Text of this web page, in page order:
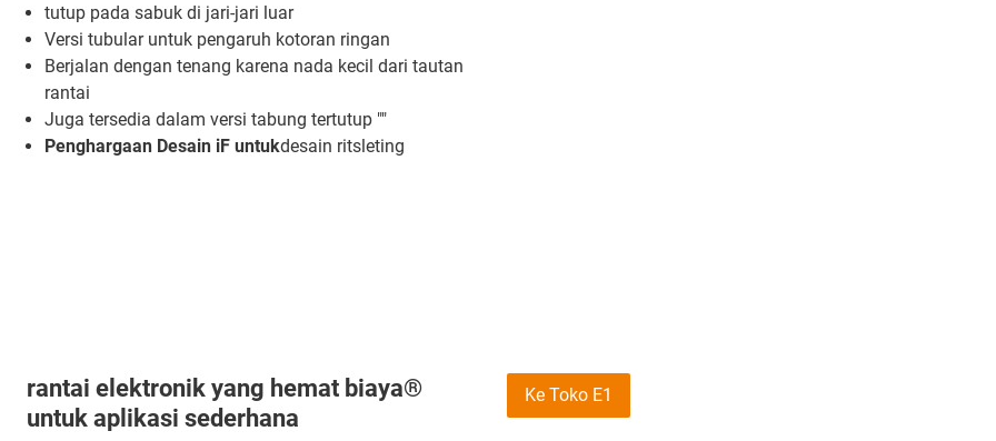
tutup pada sabuk di jari-jari luar
Versi tubular untuk pengaruh kotoran ringan
Berjalan dengan tenang karena nada kecil dari tautan
rantai
Juga tersedia dalam versi tabung tertutup ""
Penghargaan Desain iF untukdesain ritsleting
rantai elektronik yang hemat biaya®
untuk aplikasi sederhana
Ke Toko E1